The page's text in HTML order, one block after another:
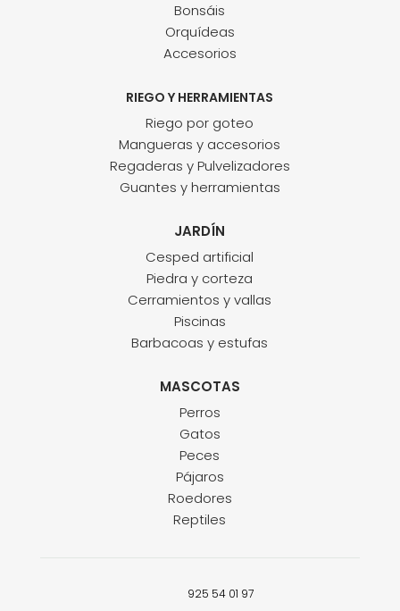
Bonsáis
Orquídeas
Accesorios
RIEGO Y HERRAMIENTAS
Riego por goteo
Mangueras y accesorios
Regaderas y Pulvelizadores
Guantes y herramientas
JARDÍN
Cesped artificial
Piedra y corteza
Cerramientos y vallas
Piscinas
Barbacoas y estufas
MASCOTAS
Perros
Gatos
Peces
Pájaros
Roedores
Reptiles
925 54 01 97